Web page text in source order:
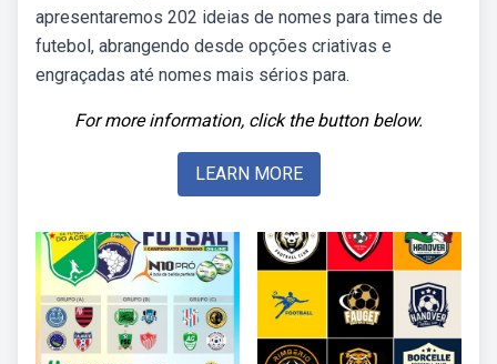
apresentaremos 202 ideias de nomes para times de
futebol, abrangendo desde opções criativas e
engraçadas até nomes mais sérios para.
For more information, click the button below.
LEARN MORE